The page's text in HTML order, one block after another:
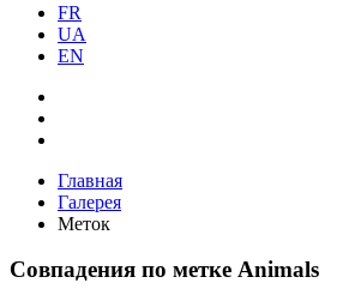
FR
UA
EN
Главная
Галерея
Меток
Совпадения по метке Animals